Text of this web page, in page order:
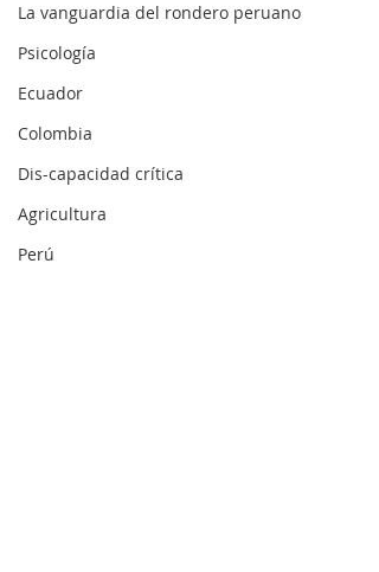
La vanguardia del rondero peruano
Psicología
Ecuador
Colombia
Dis-capacidad crítica
Agricultura
Perú